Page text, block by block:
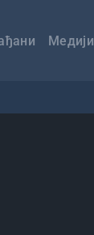
Медији